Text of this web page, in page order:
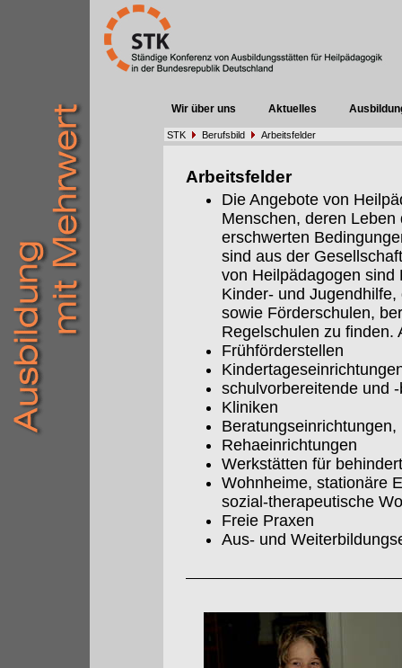
Wir über uns Aktuelles
STK Berufsbild Arbeitsfelder
Arbeitsfelder
Die Angebote von
Menschen, deren
erschwerten
sind aus der
von Heilpädagogen sind
Kinder- und
sowie Förderschulen,
Regelschulen zu finden.
Frühförderstellen
schulvorbereitende und
Kliniken
Beratungseinrichtungen,
Rehaeinrichtungen
Werkstätten für
Wohnheime, stationäre
sozial-therapeutische
Freie Praxen
Aus- und